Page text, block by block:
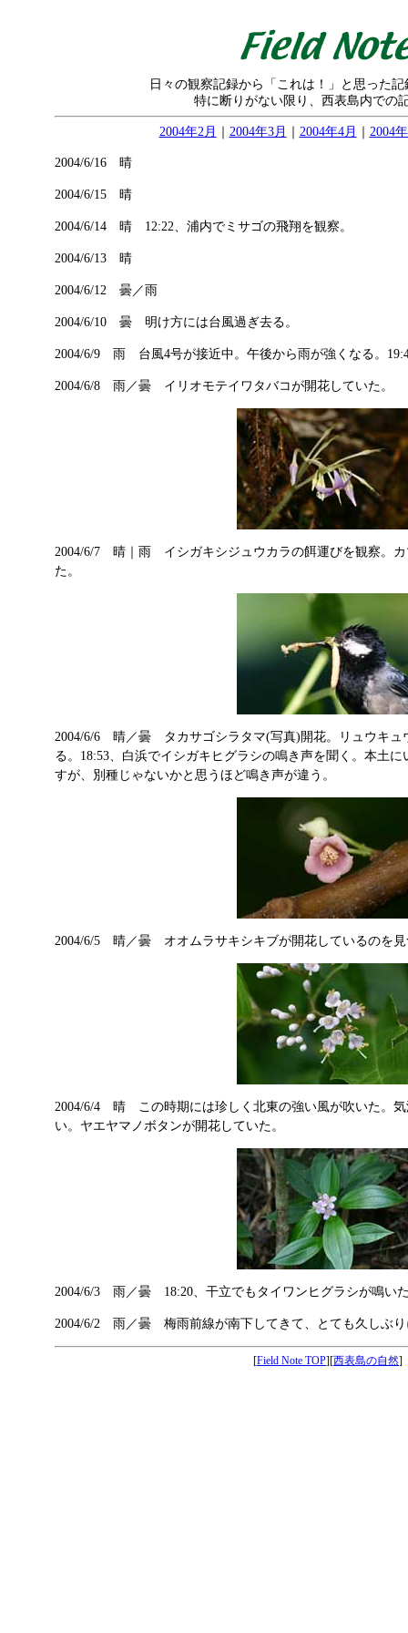
日々の観察記録から「これは！」と思った
特に断りがない限り、西表島内での
2004年2月 2004年3月 2004年4月 2004
2004/6/16 晴
2004/6/15 晴
2004/6/14 晴 12:22、浦内でミサゴの飛翔を観察。
2004/6/13 晴
2004/6/12 曇／雨
2004/6/10 曇 明け方には台風過ぎ去る。
2004/6/9 雨 台風4号が接近中。午後から雨が強くなる。
2004/6/8 雨／曇 イリオモテイワタバコが開花していた。
2004/6/7 晴｜雨 イシガキシジュウカラの餌運びを観察。カ
た。
2004/6/6 晴／曇 タカサゴシラタマ(写真)開花。リュウキュ
る。18:53、白浜でイシガキヒグラシの鳴き声を聞く。本土
すが、別種じゃないかと思うほど鳴き声が違う。
2004/6/5 晴／曇 オオムラサキシキブが開花しているのを見
2004/6/4 晴 この時期には珍しく北東の強い風が吹いた。
い。ヤエヤマノボタンが開花していた。
2004/6/3 雨／曇 18:20、干立でもタイワンヒグラシが鳴い
2004/6/2 雨／曇 梅雨前線が南下してきて、とても久しぶり
[Field Note TOP][西表島の自然]